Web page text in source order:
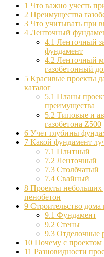
1 Что важно учесть
2 Преимущества
3 Что учитывать при
4 Ленточный
4.1 Ленточный
фундамент
4.2 Ленточный
газобетонный
5 Красивые проекты
каталог
5.1 Планы
преимущества
5.2 Типовые и
газобетона Z500
6 Учет глубины
7 Какой фундамент
7.1 Плитный
7.2 Ленточный
7.3 Столбчатый
7.4 Свайный
8 Проекты небольших
пенобетон
9 Строительство
9.1 Фундамент
9.2 Стены
9.3 Отделочные
10 Почему с проектом
11 Разновидности